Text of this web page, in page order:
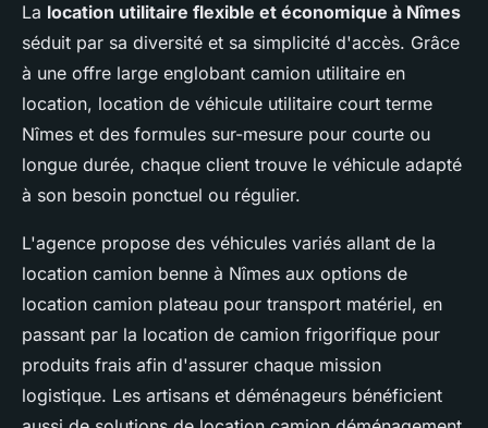
La location utilitaire flexible et économique à Nîmes
séduit par sa diversité et sa simplicité d'accès. Grâce
à une offre large englobant camion utilitaire en
location, location de véhicule utilitaire court terme
Nîmes et des formules sur-mesure pour courte ou
longue durée, chaque client trouve le véhicule adapté
à son besoin ponctuel ou régulier.
L'agence propose des véhicules variés allant de la
location camion benne à Nîmes aux options de
location camion plateau pour transport matériel, en
passant par la location de camion frigorifique pour
produits frais afin d'assurer chaque mission
logistique. Les artisans et déménageurs bénéficient